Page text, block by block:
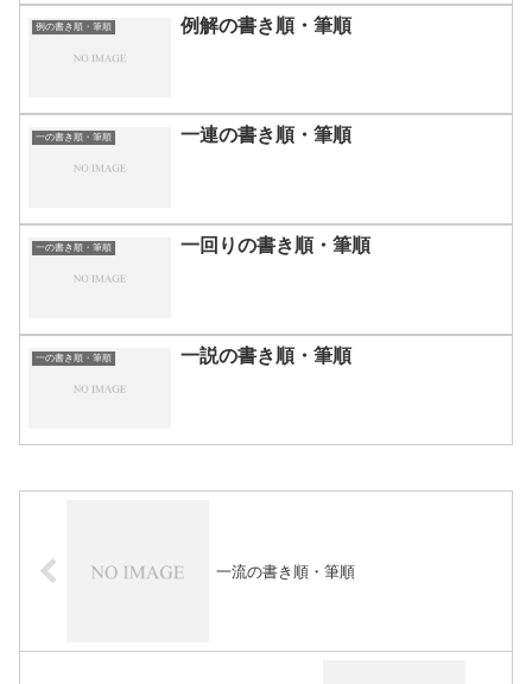
例の書き順・筆順 例解の書き順・筆順
一の書き順・筆順 一連の書き順・筆順
一の書き順・筆順 一回りの書き順・筆順
一の書き順・筆順 一説の書き順・筆順
一流の書き順・筆順